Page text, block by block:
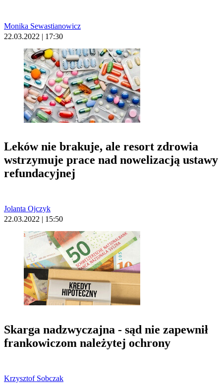
Monika Sewastianowicz
22.03.2022 | 17:30
Leków nie brakuje, ale resort zdrowia
wstrzymuje prace nad nowelizacją ustawy
refundacyjnej
Jolanta Ojczyk
22.03.2022 | 15:50
Skarga nadzwyczajna - sąd nie zapewnił
frankowiczom należytej ochrony
Krzysztof Sobczak